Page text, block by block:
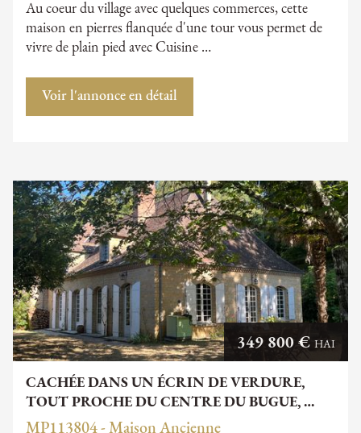
Au coeur du village avec quelques commerces, cette
maison en pierres flanquée d'une tour vous permet de
vivre de plain pied avec Cuisine …
Voir l'annonce en détail
CACHÉE DANS UN ÉCRIN DE VERDURE,
TOUT PROCHE DU CENTRE DU BUGUE, …
349 800 € HAI
MP113804 - Maison Ancienne